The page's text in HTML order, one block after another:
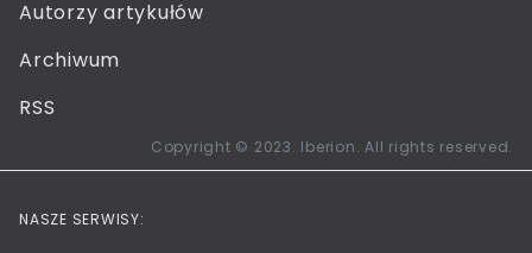
Autorzy artykułów
Archiwum
RSS
Copyright © 2023. Iberion. All rights reserved.
NASZE SERWISY: